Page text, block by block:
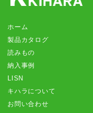
ホーム
製品カタログ
読みもの
納入事例
LISN
キハラについて
お問い合わせ